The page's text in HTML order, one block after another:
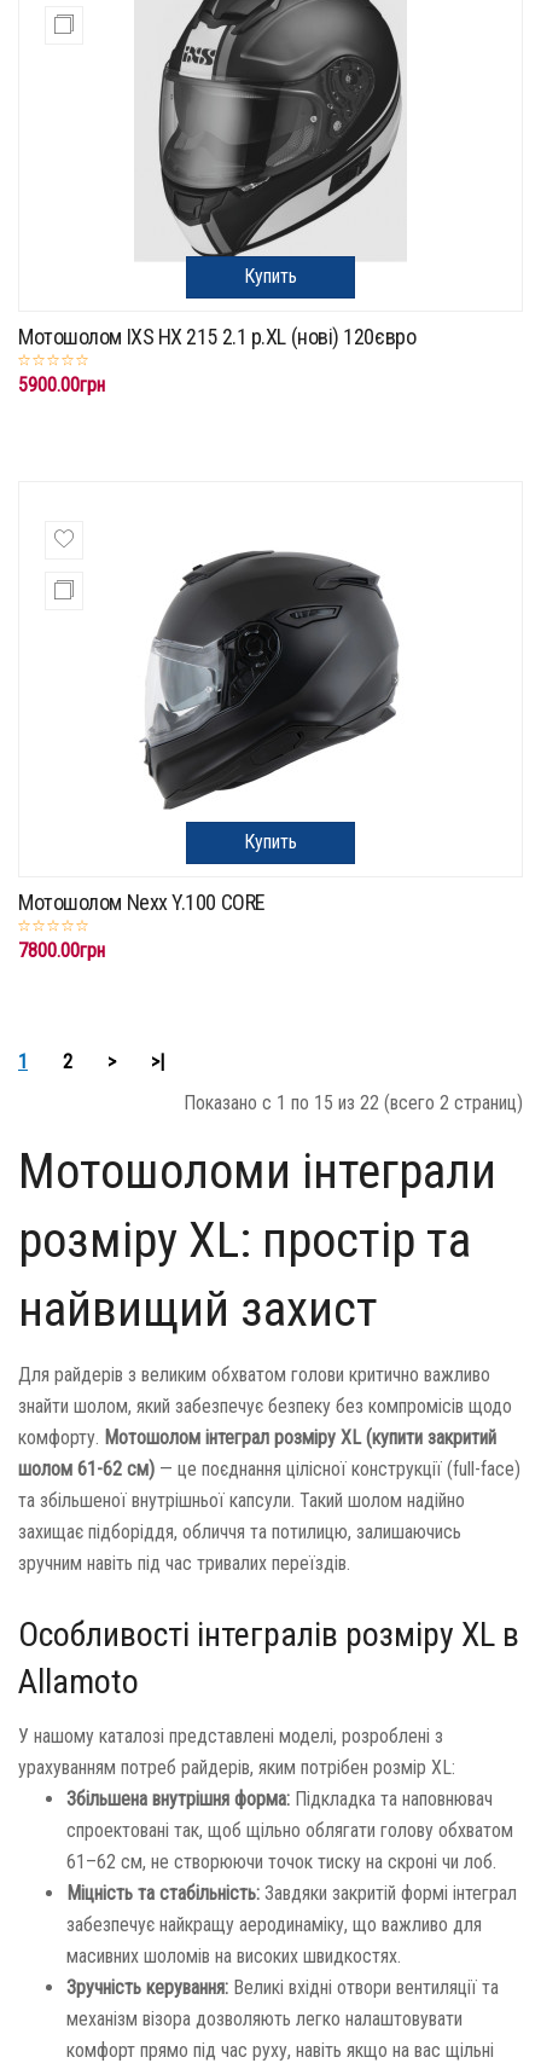
Купить
Мотошолом IXS HX 215 2.1 p.XL (нові) 120євро
5900.00грн
Купить
Мотошолом Nexx Y.100 CORE
7800.00грн
1 2 >
>|
Показано с 1 по 15 из 22 (всего 2 страниц)
Мотошоломи інтеграли
розміру XL: простір та
найвищий захист
Для райдерів з великим обхватом голови критично важливо
знайти шолом, який забезпечує безпеку без компромісів щодо
комфорту. Мотошолом інтеграл розміру XL (купити закритий
шолом 61-62 см) — це поєднання цілісної конструкції (full-face)
та збільшеної внутрішньої капсули. Такий шолом надійно
захищає підборіддя, обличчя та потилицю, залишаючись
зручним навіть під час тривалих переїздів.
Особливості інтегралів розміру XL в
Allamoto
У нашому каталозі представлені моделі, розроблені з
урахуванням потреб райдерів, яким потрібен розмір XL:
Збільшена внутрішня форма: Підкладка та наповнювач
спроектовані так, щоб щільно облягати голову обхватом
61–62 см, не створюючи точок тиску на скроні чи лоб.
Міцність та стабільність: Завдяки закритій формі інтеграл
забезпечує найкращу аеродинаміку, що важливо для
масивних шоломів на високих швидкостях.
Зручність керування: Великі вхідні отвори вентиляції та
механізм візора дозволяють легко налаштовувати
комфорт прямо під час руху, навіть якщо на вас щільні